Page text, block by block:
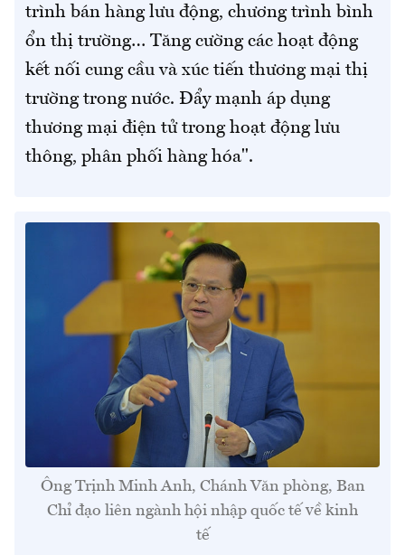
trình bán hàng lưu động, chương trình bình
ổn thị trường… Tăng cường các hoạt động
kết nối cung cầu và xúc tiến thương mại thị
trường trong nước. Đẩy mạnh áp dụng
thương mại điện tử trong hoạt động lưu
thông, phân phối hàng hóa".
Ông Trịnh Minh Anh, Chánh Văn phòng, Ban
Chỉ đạo liên ngành hội nhập quốc tế về kinh
tế